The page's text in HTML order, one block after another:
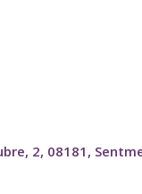
2, 08181,